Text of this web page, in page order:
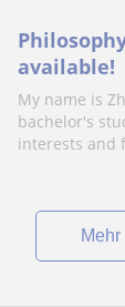
available!
My name is
bachelor's
interests and